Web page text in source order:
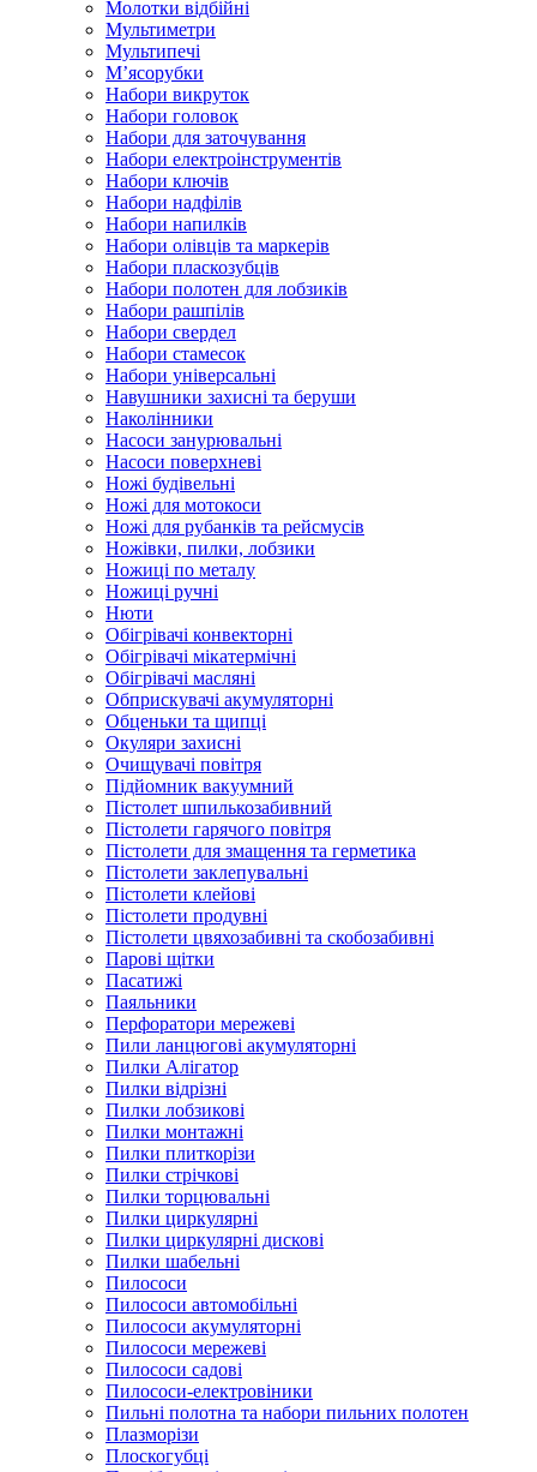
Молотки відбійні
Мультиметри
Мультипечі
М’ясорубки
Набори викруток
Набори головок
Набори для заточування
Набори електроінструментів
Набори ключів
Набори надфілів
Набори напилків
Набори олівців та маркерів
Набори пласкозубців
Набори полотен для лобзиків
Набори рашпілів
Набори свердел
Набори стамесок
Набори універсальні
Навушники захисні та беруши
Наколінники
Насоси занурювальні
Насоси поверхневі
Ножі будівельні
Ножі для мотокоси
Ножі для рубанків та рейсмусів
Ножівки, пилки, лобзики
Ножиці по металу
Ножиці ручні
Нюти
Обігрівачі конвекторні
Обігрівачі мікатермічні
Обігрівачі масляні
Обприскувачі акумуляторні
Обценьки та щипці
Окуляри захисні
Очищувачі повітря
Підйомник вакуумний
Пістолет шпилькозабивний
Пістолети гарячого повітря
Пістолети для змащення та герметика
Пістолети заклепувальні
Пістолети клейові
Пістолети продувні
Пістолети цвяхозабивні та скобозабивні
Парові щітки
Пасатижі
Паяльники
Перфоратори мережеві
Пили ланцюгові акумуляторні
Пилки Алігатор
Пилки відрізні
Пилки лобзикові
Пилки монтажні
Пилки плиткорізи
Пилки стрічкові
Пилки торцювальні
Пилки циркулярні
Пилки циркулярні дискові
Пилки шабельні
Пилососи
Пилососи автомобільні
Пилососи акумуляторні
Пилососи мережеві
Пилососи садові
Пилососи-електровіники
Пильні полотна та набори пильних полотен
Плазморізи
Плоскогубці